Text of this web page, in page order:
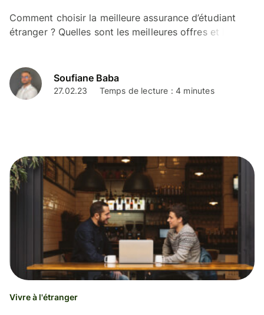
Comment choisir la meilleure assurance d’étudiant
étranger ? Quelles sont les meilleures offres et les
Soufiane Baba
27.02.23 Temps de lecture : 4 minutes
Vivre à l'étranger